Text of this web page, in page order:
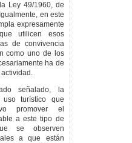
Ley 49/1960, de
en este
expresamente
utilicen esos
de convivencia
como uno de los
ha de
señalado, la
turístico que
promover el
a este tipo de
se observen
a que están